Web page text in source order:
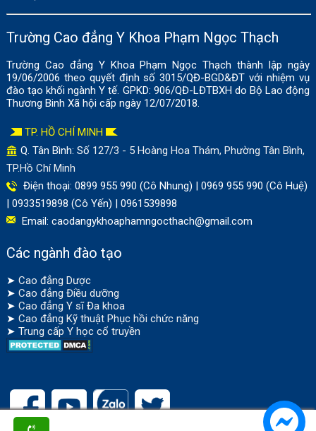
Trường Cao đẳng Y Khoa Phạm Ngọc Thạch
Trường Cao đẳng Y Khoa Phạm Ngọc Thạch thành lập ngày
19/06/2006 theo quyết định số 3015/QĐ-BGD&ĐT với nhiệm vụ
đào tạo khối ngành Y tế. GPKD: 906/QĐ-LĐTBXH do Bộ Lao động
Thương Binh Xã hội cấp ngày 12/07/2018.
TP. HỒ CHÍ MINH
Q. Tân Bình: Số 127/3 - 5 Hoàng Hoa Thám, Phường Tân Bình,
TP.Hồ Chí Minh
Điện thoại: 0899 955 990 (Cô Nhung) | 0969 955 990 (Cô Huệ)
| 0933519898 (Cô Yến) | 0961539898
Email: caodangykhoaphamngocthach@gmail.com
Các ngành đào tạo
➤ Cao đẳng Dược
➤ Cao đẳng Điều dưỡng
➤ Cao đẳng Y sĩ Đa khoa
➤ Cao đẳng Kỹ thuật Phục hồi chức năng
➤ Trung cấp Y học cổ truyền